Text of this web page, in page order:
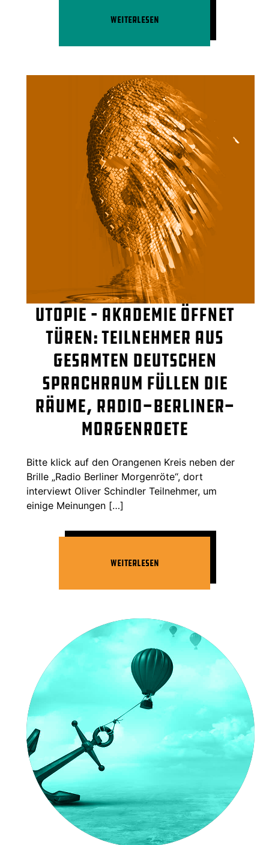
Weiterlesen
Utopie – Akademie öffnet
Türen: Teilnehmer aus
gesamten deutschen
Sprachraum füllen die
Räume, radio-berliner-
morgenroete
Bitte klick auf den Orangenen Kreis neben der
Brille „Radio Berliner Morgenröte“, dort
interviewt Oliver Schindler Teilnehmer, um
einige Meinungen […]
Weiterlesen